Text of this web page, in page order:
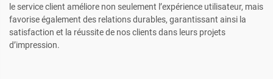
le service client améliore non seulement l’expérience utilisateur, mais
favorise également des relations durables, garantissant ainsi la
satisfaction et la réussite de nos clients dans leurs projets
d’impression.